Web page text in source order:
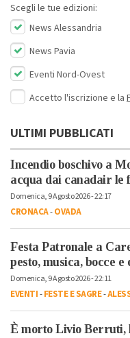
Scegli le tue edizioni:
News Alessandria
News Pavia
Eventi Nord-Ovest
Accetto l'iscrizione e la
ULTIMI PUBBLICATI
Incendio boschivo a
acqua dai canadair le
Domenica, 9 Agosto 2026 - 22:17
CRONACA-OVADA
Festa Patronale a
pesto, musica, bocce e
Domenica, 9 Agosto 2026 - 22:11
EVENTI-FESTE E SAGRE-
È morto Livio Berruti,